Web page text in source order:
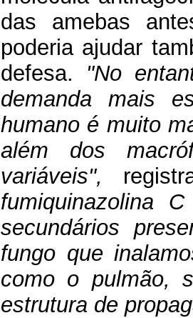
das amebas
poderia ajudar
defesa. "No
demanda mais
humano é muito
além dos
variáveis",
fumiquinazolina
secundários
fungo que
como o pulmão,
estrutura de